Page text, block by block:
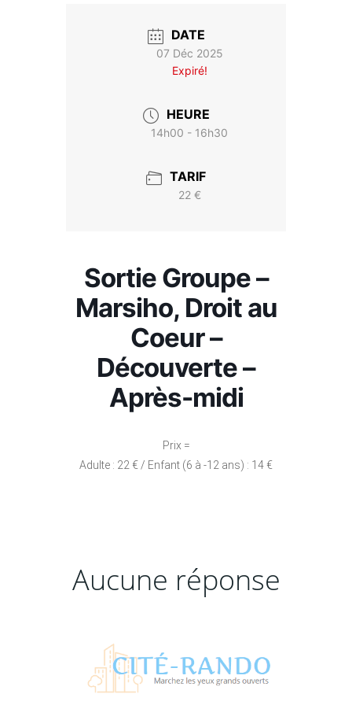
DATE
07 Déc 2025
Expiré!
HEURE
14h00 - 16h30
TARIF
22 €
Sortie Groupe –
Marsiho, Droit au
Coeur –
Découverte –
Après-midi
Prix =
Adulte : 22 € / Enfant (6 à -12 ans) : 14 €
Aucune réponse